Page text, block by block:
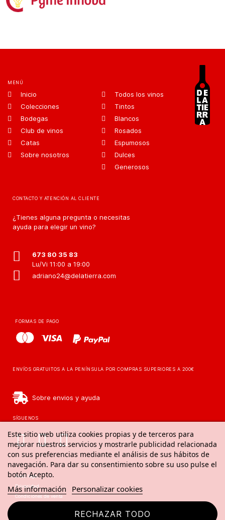
Este sitio web utiliza cookies propias y de terceros para
mejorar nuestros servicios y mostrarle publicidad relacionada
con sus preferencias mediante el análisis de sus hábitos de
navegación. Para dar su consentimiento sobre su uso pulse el
botón Acepto.
Más información Personalizar cookies
RECHAZAR TODO
MENÚ
Inicio
Colecciones
Bodegas
Club de vinos
Catas
Sobre nosotros
Todos los vinos
Tintos
Blancos
Rosados
Espumosos
Dulces
Generosos
CONTACTO Y ATENCIÓN AL CLIENTE
¿Tienes alguna pregunta o necesitas
ayuda para elegir un vino?
673 80 35 83
Lu/Vi 11:00 a 19:00
adriano24@delatierra.com
FORMAS DE PAGO
ENVÍOS GRATUITOS A LA PENÍNSULA POR COMPRAS SUPERIORES A 200€
Sobre envios y ayuda
SÍGUENOS
Aviso legal
Privacidad
Condiciones de venta